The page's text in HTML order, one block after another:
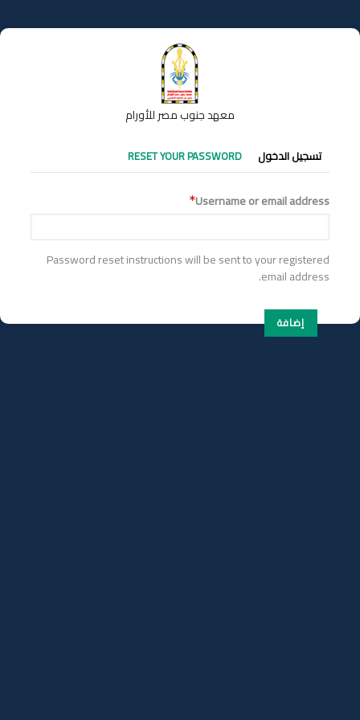
إلى
المحتوى
معهد جنوب مصر للأورام
التبويبات
الأساسية
تسجيل الدخول RESET YOUR PASSWORD
Username or email address
Password reset instructions will be sent to your registered
email address.